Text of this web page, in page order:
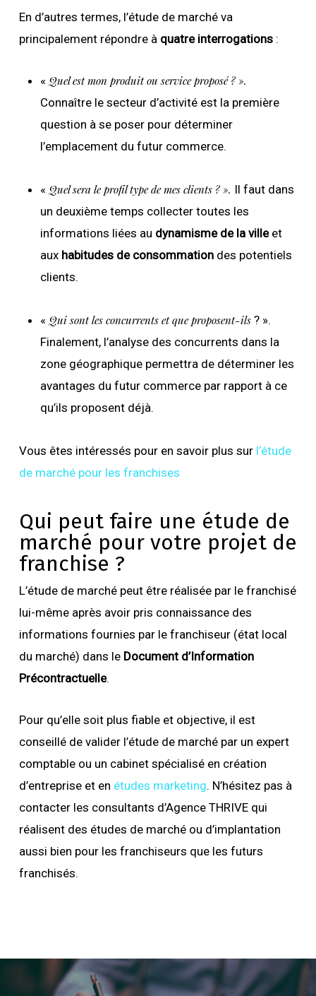
En d’autres termes, l’étude de marché va
principalement répondre à quatre interrogations:
« Quel est mon produit ou service proposé ? ».
Connaître le secteur d’activité est la première
question à se poser pour déterminer
l’emplacement du futur commerce.
« Quel sera le profil type de mes clients ? ». Il faut dans
un deuxième temps collecter toutes les
informations liées au dynamisme de la villeet
aux habitudes de consommationdes potentiels
clients.
« Qui sont les concurrents et que proposent-ils? ».
Finalement, l’analyse des concurrents dans la
zone géographique permettra de déterminer les
avantages du futur commerce par rapport à ce
qu’ils proposent déjà.
Vous êtes intéressés pour en savoir plus sur l’étude
de marché pour les franchises
Qui peut faire une étude de
marché pour votre projet de
franchise ?
L’étude de marché peut être réalisée par le franchisé
lui-même après avoir pris connaissance des
informations fournies par le franchiseur (état local
du marché) dans le Document d’Information
Précontractuelle.
Pour qu’elle soit plus fiable et objective, il est
conseillé de valider l’étude de marché par un expert
comptable ou un cabinet spécialisé en création
d’entreprise et en études marketing. N’hésitez pas à
contacter les consultants d’Agence THRIVE qui
réalisent des études de marché ou d’implantation
aussi bien pour les franchiseurs que les futurs
franchisés.